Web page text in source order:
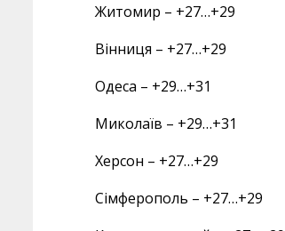
Житомир – +27…+29
Вінниця – +27…+29
Одеса – +29…+31
Миколаїв – +29…+31
Херсон – +27…+29
Сімферополь – +27…+29